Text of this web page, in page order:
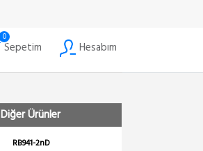
0
Sepetim Hesabım
Diğer Ürünler
RB941-2nD